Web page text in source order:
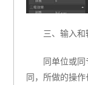
三、输入
同单位或
同，所做的操